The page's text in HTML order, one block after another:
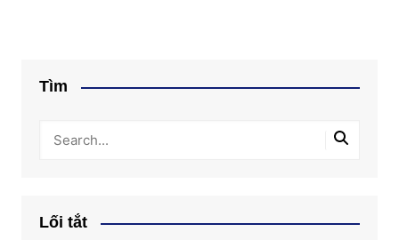
Tìm
Lối tắt